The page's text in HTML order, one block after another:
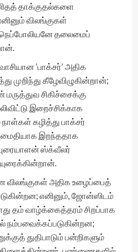
தாக்குதல்களை
விலங்குகள்
தலைமைப்
’பாக்சர்’ அதிக
முறிந்து கீழேவிழுகின்றான்;
சிகிச்சைக்கு
இறைச்சிக்காக
நாள்கள் கழித்து பாக்சர்
இறந்ததாக
ஸ்க்வீலர்
விலங்குகள் அதிக உழைப்பைத்
எனினும், ஜோன்ஸிடம்
தம் வாழ்க்கைத்தரம் சிறப்பாக
நம்பவைக்கப்படுகின்றன;
துதிபாடும் பன்றிகளும்